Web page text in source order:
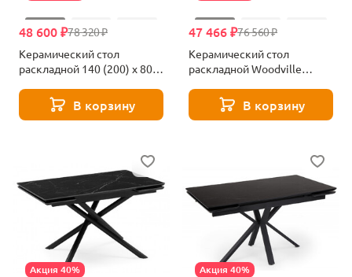
78 320 ₽
48 600 ₽
Керамический стол
раскладной 140 (200) х 80
alpin white / черный 625721
В корзину
76 560 ₽
47 466 ₽
Керамический стол
раскладной Woodville
carmen light grey / черный
622893
В корзину
Акция 40% Акция 40%